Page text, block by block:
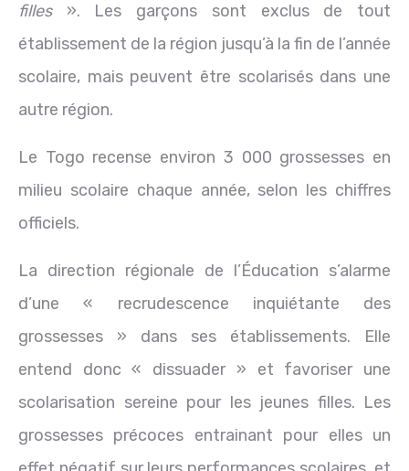
filles ». Les garçons sont exclus de tout
établissement de la région jusqu’à la fin de l’année
scolaire, mais peuvent être scolarisés dans une
autre région.
Le Togo recense environ 3 000 grossesses en
milieu scolaire chaque année, selon les chiffres
officiels.
La direction régionale de l’Éducation s’alarme
d’une « recrudescence inquiétante des
grossesses » dans ses établissements. Elle
entend donc « dissuader » et favoriser une
scolarisation sereine pour les jeunes filles. Les
grossesses précoces entrainant pour elles un